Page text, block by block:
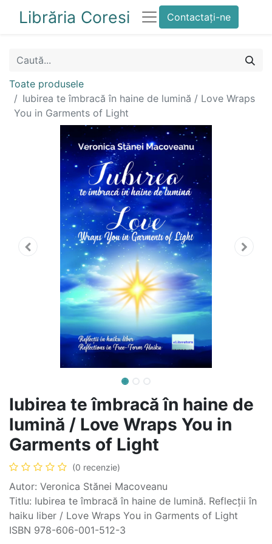
Librăria Coresi Contactați-ne
Toate produsele
Iubirea te îmbracă în haine de lumină / Love Wraps
You in Garments of Light
Iubirea te îmbracă în haine de
lumină / Love Wraps You in
Garments of Light
(0 recenzie)
Autor: Veronica Stănei Macoveanu
Titlu: Iubirea te îmbracă în haine de lumină. Reflecții în
haiku liber / Love Wraps You in Garments of Light
ISBN 978-606-001-512-3